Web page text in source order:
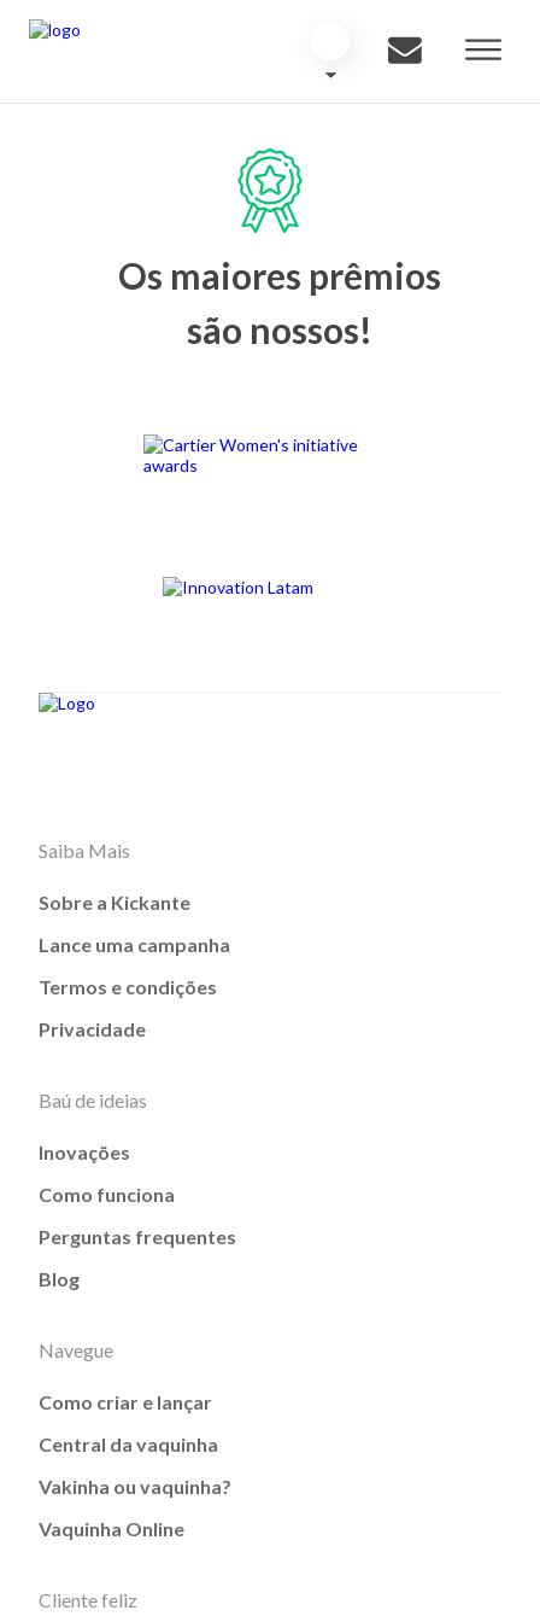
Os maiores prêmios
são nossos!
Saiba Mais
Sobre a Kickante
Lance uma campanha
Termos e condições
Privacidade
Baú de ideias
Inovações
Como funciona
Perguntas frequentes
Blog
Navegue
Como criar e lançar
Central da vaquinha
Vakinha ou vaquinha?
Vaquinha Online
Cliente feliz